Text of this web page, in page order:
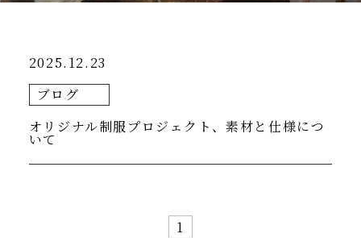
2025.12.23
ブログ
オリジナル制服プロジェクト、素材と仕様につ
いて
1